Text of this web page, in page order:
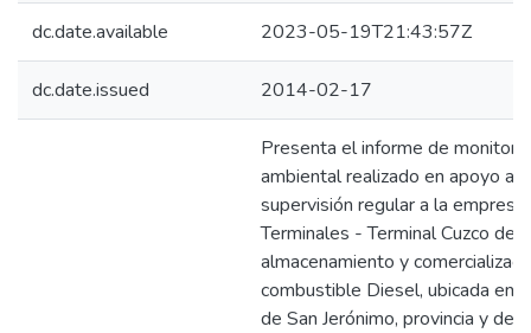
dc.date.available 2023-05-19T21:43:57Z
dc.date.issued 2014-02-17
Presenta el informe de
ambiental realizado en apoyo a
supervisión regular a la empresa
Terminales - Terminal Cuzco
almacenamiento y
combustible Diesel, ubicada en
de San Jerónimo, provincia y